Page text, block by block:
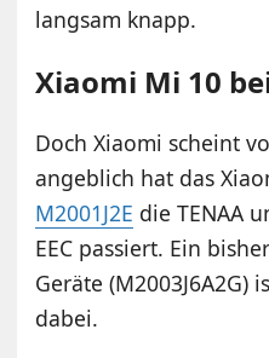
langsam knapp.
Xiaomi Mi 10
Doch Xiaomi scheint
angeblich hat das
M2001J2E die TENAA
EEC passiert. Ein
Geräte (M2003J6A2G)
dabei.